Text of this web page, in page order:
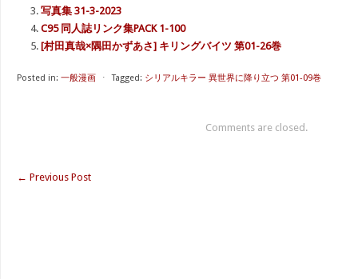
写真集 31-3-2023
C95 同人誌リンク集PACK 1-100
[村田真哉×隅田かずあさ] キリングバイツ 第01-26巻
Posted in: 一般漫画 ⋅ Tagged: シリアルキラー 異世界に降り立つ 第01-09巻
Comments are closed.
← Previous Post